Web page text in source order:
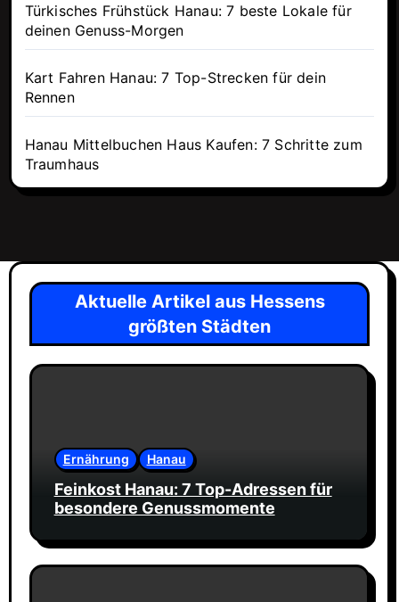
Türkisches Frühstück Hanau: 7 beste Lokale für
deinen Genuss-Morgen
Kart Fahren Hanau: 7 Top-Strecken für dein
Rennen
Hanau Mittelbuchen Haus Kaufen: 7 Schritte zum
Traumhaus
Aktuelle Artikel aus Hessens
größten Städten
Ernährung Hanau
Feinkost Hanau: 7 Top-Adressen für
besondere Genussmomente